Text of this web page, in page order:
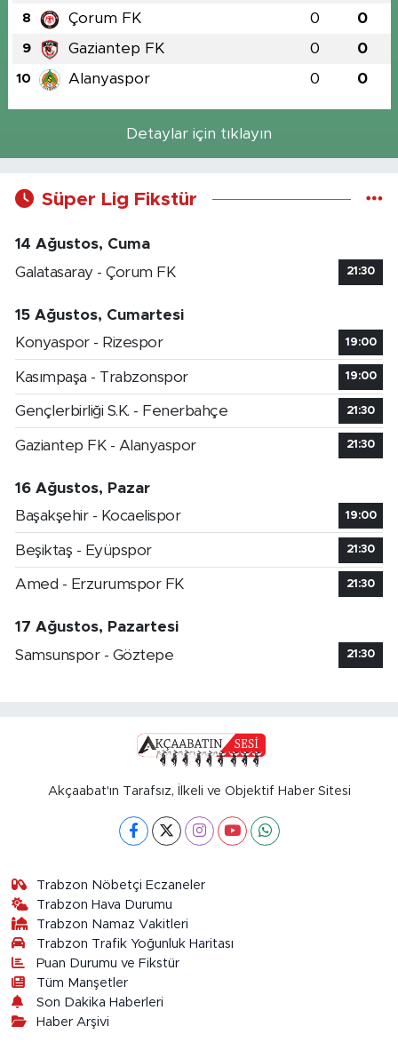
8 Çorum FK 0 0
9 Gaziantep FK 0 0
10 Alanyaspor 0 0
Detaylar için tıklayın
Süper Lig Fikstür
14 Ağustos, Cuma
Galatasaray - Çorum FK
21:30
15 Ağustos, Cumartesi
Konyaspor - Rizespor
19:00
Kasımpaşa - Trabzonspor 19:00
Gençlerbirliği S.K. - Fenerbahçe 21:30
Gaziantep FK - Alanyaspor 21:30
16 Ağustos, Pazar
Başakşehir - Kocaelispor
19:00
Beşiktaş - Eyüpspor 21:30
Amed - Erzurumspor FK 21:30
17 Ağustos, Pazartesi
Samsunspor - Göztepe
21:30
Akçaabat'ın Tarafsız, İlkeli ve Objektif Haber Sitesi
Trabzon Nöbetçi Eczaneler
Trabzon Hava Durumu
Trabzon Namaz Vakitleri
Trabzon Trafik Yoğunluk Haritası
Puan Durumu ve Fikstür
Tüm Manşetler
Son Dakika Haberleri
Haber Arşivi